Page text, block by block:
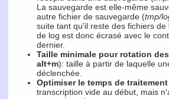
La sauvegarde est elle-même
autre fichier de sauvegarde (tmp/
suite tant qu'il reste des fichiers
de log est donc écrasé avec le
dernier.
Taille minimale pour rotation
alt+m): taille à partir de laquelle
déclenchée.
Optimiser le temps de traitement
transcription vide au début, mais